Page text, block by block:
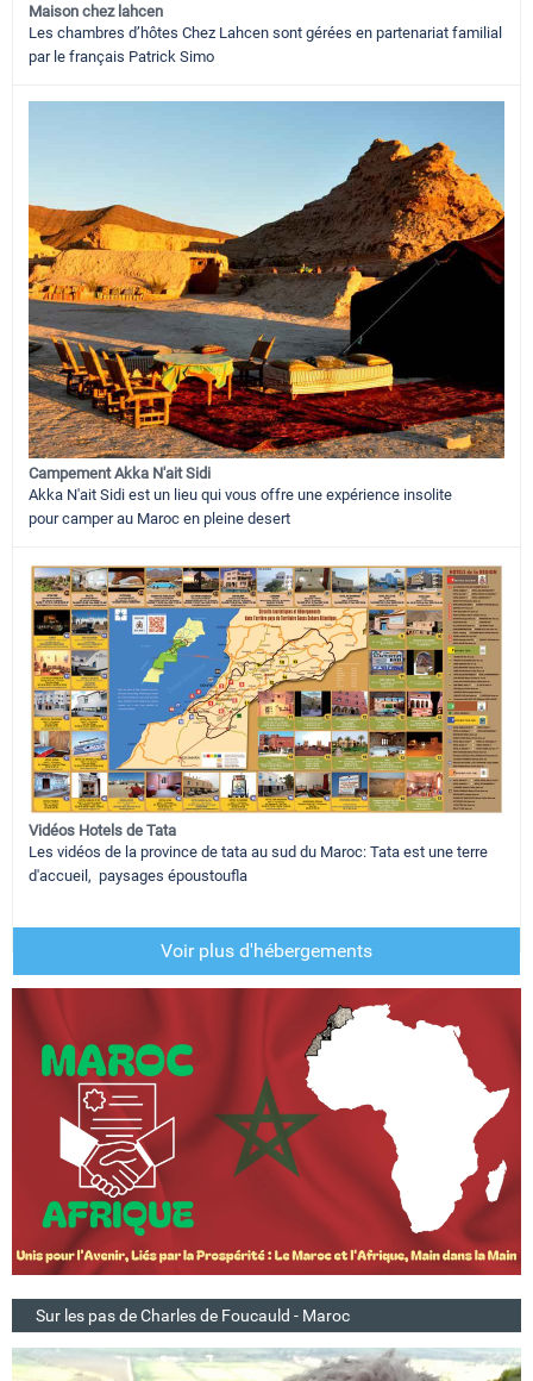
Maison chez lahcen
Les chambres d’hôtes Chez Lahcen sont gérées en partenariat familial
par le français Patrick Simo
Campement Akka N'ait Sidi
Akka N'ait Sidi est un lieu qui vous offre une expérience insolite
pour camper au Maroc en pleine desert
Vidéos Hotels de Tata
Les vidéos de la province de tata au sud du Maroc: Tata est une terre
d'accueil, paysages époustoufla
Voir plus d'hébergements
Sur les pas de Charles de Foucauld - Maroc